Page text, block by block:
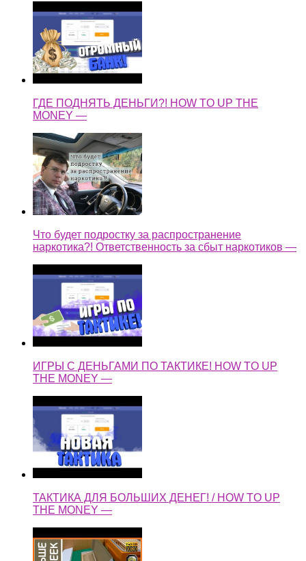
ГДЕ ПОДНЯТЬ ДЕНЬГИ?! HOW TO UP THE
MONEY —
Что будет подростку за распространение
наркотика?! Ответственность за сбыт наркотиков —
ИГРЫ С ДЕНЬГАМИ ПО ТАКТИКЕ! HOW TO UP
THE MONEY —
ТАКТИКА ДЛЯ БОЛЬШИХ ДЕНЕГ! / HOW TO UP
THE MONEY —